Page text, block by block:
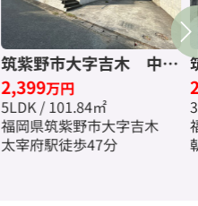
筑紫野市大字吉木 中古
一戸建☆仲介手数料無料
☆
2,399万円
5LDK / 101.84㎡
福岡県筑紫野市大字吉木
太宰府駅徒歩47分